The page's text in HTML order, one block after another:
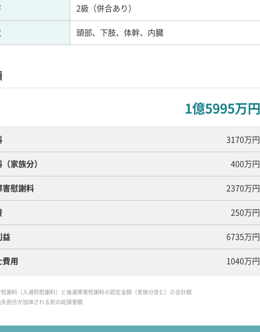
2級（併合あり）
頭部、下肢、体幹、内臓
1億5995万円
3170万円
家族分） 400万円
害慰謝料 2370万円
250万円
益 6735万円
費用 1040万円
謝料（入通院慰謝料）と後遺障害慰謝料の認定金額（家族分含む）の合計額
割合が加味される前の総損害額